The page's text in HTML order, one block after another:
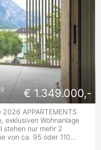
€ 1.349.000,-
APPARTEMENTS
exklusiven Wohnanlage
stehen nur mehr 2
von ca. 95 oder 110...